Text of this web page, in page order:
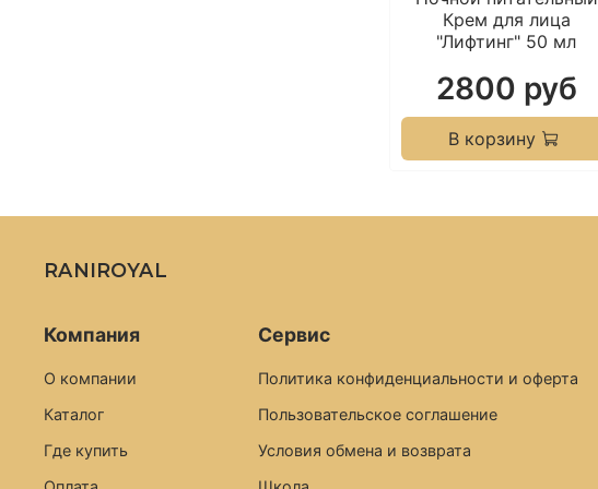
Крем для лица
"Лифтинг" 50 мл
2800 руб
В корзину
RANIROYAL
Компания
О компании
Каталог
Где купить
Сервис
Политика конфиденциальности и оферта
Пользовательское соглашение
Условия обмена и возврата